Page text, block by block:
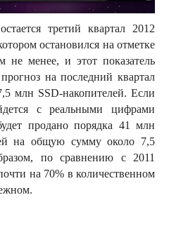
третий квартал 2012
остановился на отметке
не менее, и этот показатель
на последний квартал
млн SSD-накопителей. Если
с реальными цифрами
продано порядка 41 млн
на общую сумму около 7,5
по сравнению с 2011
на 70% в количественном